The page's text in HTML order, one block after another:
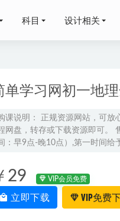
科目 设计相关
单学习网初一地
课说明： 正规资源网站，可放
网盘，转存或下载资源即可。
间：早9点-晚10点）,第一时间给
29 VIP会员免费
立即下载 VIP免费
轮复习｜马昕高三语文押
课程百度网盘打包下载,
a+上学期暑假班
级知识点总结及中考总